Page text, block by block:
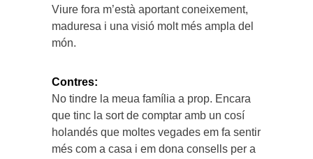
Viure fora m’està aportant coneixement,
maduresa i una visió molt més ampla del
món.
Contres:
No tindre la meua família a prop. Encara
que tinc la sort de comptar amb un cosí
holandés que moltes vegades em fa sentir
més com a casa i em dona consells per a